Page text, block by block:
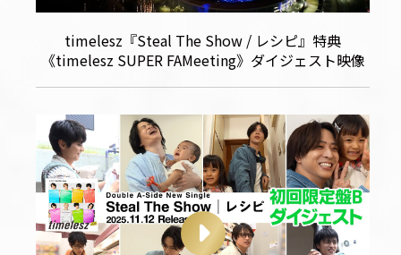
timelesz『Steal The Show / レシピ』特典
《timelesz SUPER FAMeeting》ダイジェスト映像